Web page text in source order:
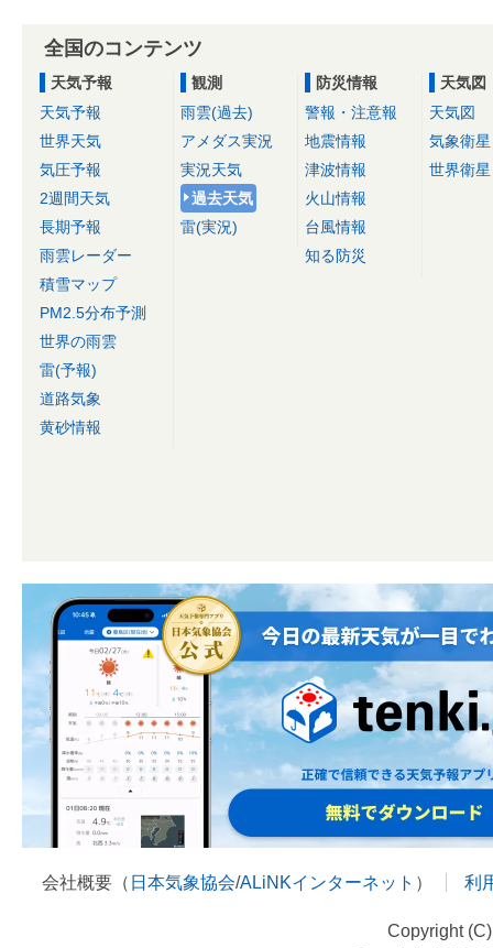
全国のコンテンツ
天気予報
天気予報
世界天気
気圧予報
2週間天気
長期予報
雨雲レーダー
積雪マップ
PM2.5分布予測
世界の雨雲
雷(予報)
道路気象
黄砂情報
観測
雨雲(過去)
アメダス実況
実況天気
過去天気
雷(実況)
防災情報
警報・注意報
地震情報
津波情報
火山情報
台風情報
知る防災
天気図
天気図
気象衛星
世界衛星
会社概要（ 日本気象協会/ALiNKインターネット ） 利
Copyright